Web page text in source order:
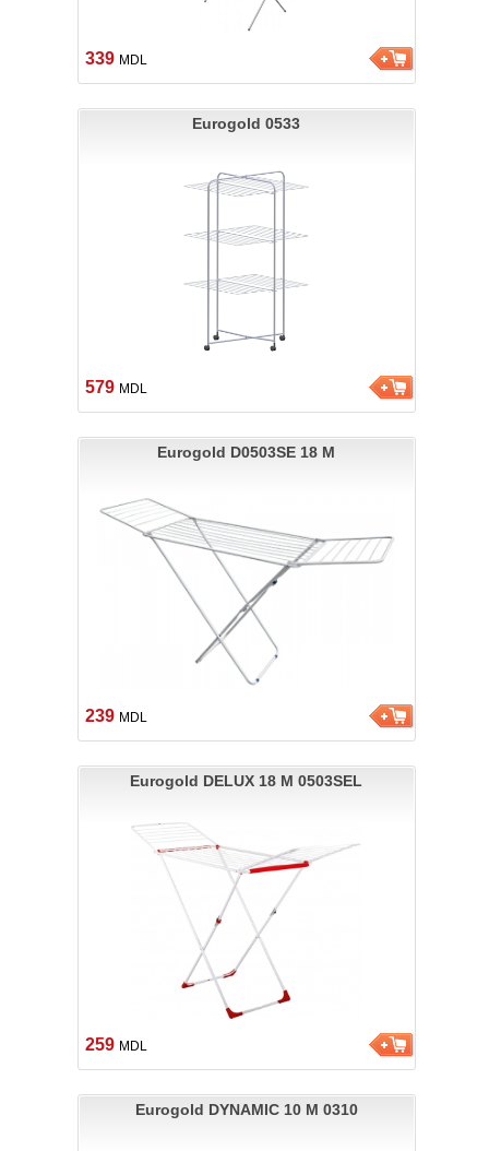
339 MDL
Eurogold 0533
579 MDL
Eurogold D0503SE 18 M
239 MDL
Eurogold DELUX 18 M 0503SEL
259 MDL
Eurogold DYNAMIC 10 M 0310